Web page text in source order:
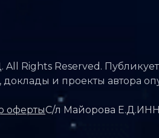
Rights Reserved.
доклады и проекты автора
офертыС/л Майорова Е.Д.